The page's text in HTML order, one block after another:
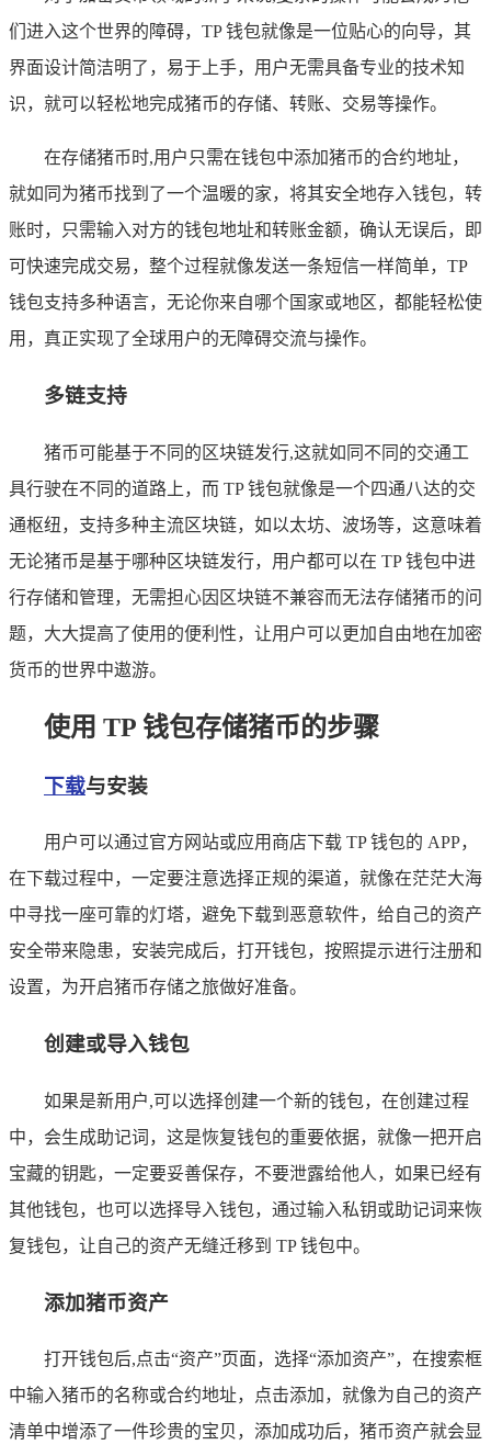
们进入这个世界的障碍，TP 钱包就像是一位贴心的向导，其
界面设计简洁明了，易于上手，用户无需具备专业的技术知
识，就可以轻松地完成猪币的存储、转账、交易等操作。
在存储猪币时,用户只需在钱包中添加猪币的合约地址，
就如同为猪币找到了一个温暖的家，将其安全地存入钱包，转
账时，只需输入对方的钱包地址和转账金额，确认无误后，即
可快速完成交易，整个过程就像发送一条短信一样简单，TP
钱包支持多种语言，无论你来自哪个国家或地区，都能轻松使
用，真正实现了全球用户的无障碍交流与操作。
多链支持
猪币可能基于不同的区块链发行,这就如同不同的交通工
具行驶在不同的道路上，而 TP 钱包就像是一个四通八达的交
通枢纽，支持多种主流区块链，如以太坊、波场等，这意味着
无论猪币是基于哪种区块链发行，用户都可以在 TP 钱包中进
行存储和管理，无需担心因区块链不兼容而无法存储猪币的问
题，大大提高了使用的便利性，让用户可以更加自由地在加密
货币的世界中遨游。
使用 TP 钱包存储猪币的步骤
下载与安装
用户可以通过官方网站或应用商店下载 TP 钱包的 APP，
在下载过程中，一定要注意选择正规的渠道，就像在茫茫大海
中寻找一座可靠的灯塔，避免下载到恶意软件，给自己的资产
安全带来隐患，安装完成后，打开钱包，按照提示进行注册和
设置，为开启猪币存储之旅做好准备。
创建或导入钱包
如果是新用户,可以选择创建一个新的钱包，在创建过程
中，会生成助记词，这是恢复钱包的重要依据，就像一把开启
宝藏的钥匙，一定要妥善保存，不要泄露给他人，如果已经有
其他钱包，也可以选择导入钱包，通过输入私钥或助记词来恢
复钱包，让自己的资产无缝迁移到 TP 钱包中。
添加猪币资产
打开钱包后,点击“资产”页面，选择“添加资产”，在搜索框
中输入猪币的名称或合约地址，点击添加，就像为自己的资产
清单中增添了一件珍贵的宝贝，添加成功后，猪币资产就会显